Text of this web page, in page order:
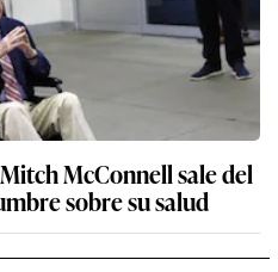
McConnell sale del
sobre su salud